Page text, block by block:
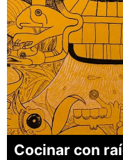
Cocinar con